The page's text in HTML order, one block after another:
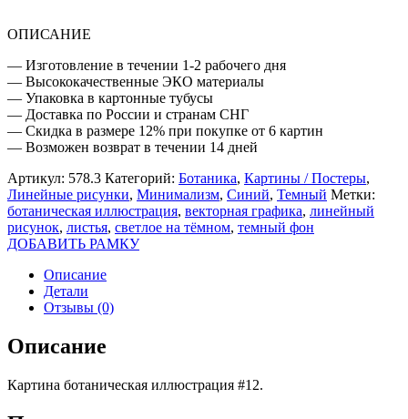
ОПИСАНИЕ
— Изготовление в течении 1-2 рабочего дня
— Высококачественные ЭКО материалы
— Упаковка в картонные тубусы
— Доставка по России и странам СНГ
— Скидка в размере 12% при покупке от 6 картин
— Возможен возврат в течении 14 дней
Артикул: 578.3 Категорий: Ботаника, Картины / Постеры,
Линейные рисунки, Минимализм, Синий, Темный Метки:
ботаническая иллюстрация, векторная графика, линейный
рисунок, листья, светлое на тёмном, темный фон
ДОБАВИТЬ РАМКУ
Описание
Детали
Отзывы (0)
Описание
Картина ботаническая иллюстрация #12.